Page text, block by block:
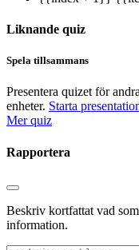
Liknande quiz
Spela tillsammans
Presentera quizet för
enheter. Starta
Mer quiz
Rapportera
Beskriv kortfattat vad
information.